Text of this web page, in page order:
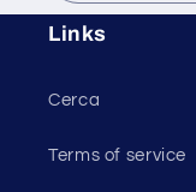
Links
Cerca
Terms of service